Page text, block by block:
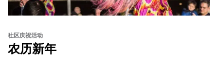
社区庆祝活动
农历新年